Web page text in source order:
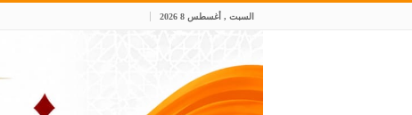
السبت , أغسطس 8 2026